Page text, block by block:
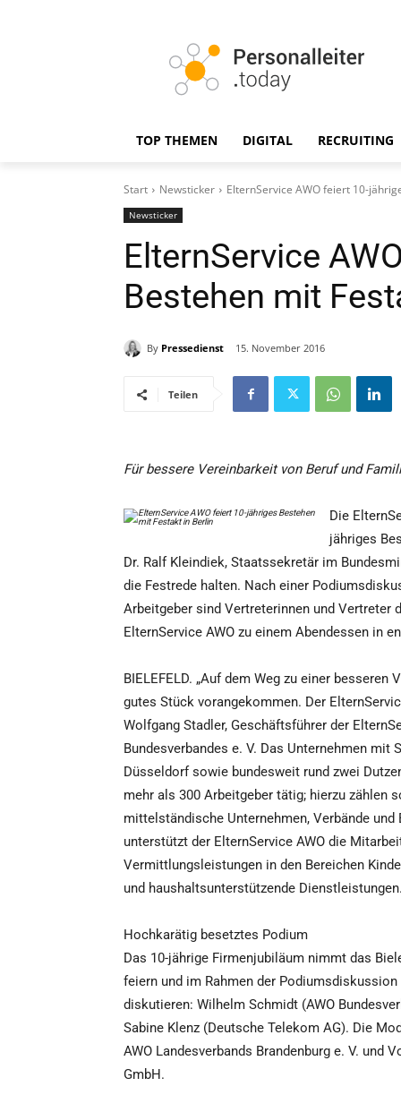
TOP THEMEN DIGITAL RECRUITING
Start Newsticker ElternService AWO feiert 10-
Newsticker
ElternService
Bestehen mit
By Pressedienst 15. November 2016
Teilen
Für bessere Vereinbarkeit von Beruf und
Die
jähriges
Dr. Ralf Kleindiek, Staatssekretär im
die Festrede halten. Nach einer
Arbeitgeber sind Vertreterinnen und Vertreter
ElternService AWO zu einem Abendessen in
BIELEFELD. „Auf dem Weg zu einer
gutes Stück vorangekommen. Der
Wolfgang Stadler, Geschäftsführer der
Bundesverbandes e. V. Das Unternehmen mit
Düsseldorf sowie bundesweit rund zwei
mehr als 300 Arbeitgeber tätig; hierzu zählen
mittelständische Unternehmen, Verbände
unterstützt der ElternService AWO die
Vermittlungsleistungen in den Bereichen
und haushaltsunterstützende Dienstleistungen.
Hochkarätig besetztes Podium
Das 10-jährige Firmenjubiläum nimmt das
feiern und im Rahmen der
diskutieren: Wilhelm Schmidt (AWO
Sabine Klenz (Deutsche Telekom AG). Die
AWO Landesverbands Brandenburg e. V. und
GmbH.